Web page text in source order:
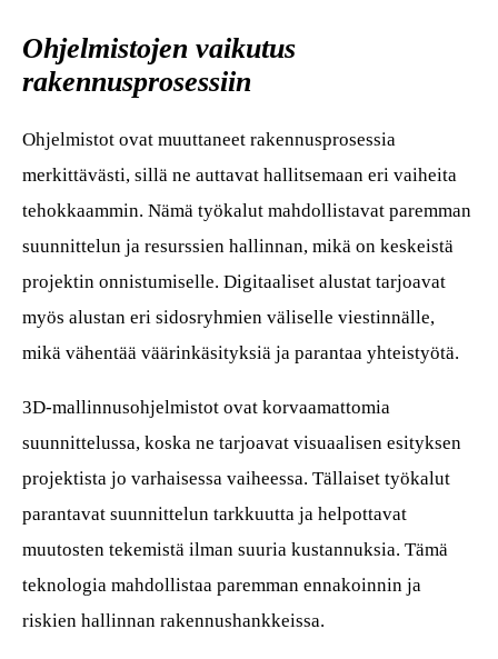
Ohjelmistojen vaikutus
rakennusprosessiin
Ohjelmistot ovat muuttaneet rakennusprosessia
merkittävästi, sillä ne auttavat hallitsemaan eri vaiheita
tehokkaammin. Nämä työkalut mahdollistavat paremman
suunnittelun ja resurssien hallinnan, mikä on keskeistä
projektin onnistumiselle. Digitaaliset alustat tarjoavat
myös alustan eri sidosryhmien väliselle viestinnälle,
mikä vähentää väärinkäsityksiä ja parantaa yhteistyötä.
3D-mallinnusohjelmistot ovat korvaamattomia
suunnittelussa, koska ne tarjoavat visuaalisen esityksen
projektista jo varhaisessa vaiheessa. Tällaiset työkalut
parantavat suunnittelun tarkkuutta ja helpottavat
muutosten tekemistä ilman suuria kustannuksia. Tämä
teknologia mahdollistaa paremman ennakoinnin ja
riskien hallinnan rakennushankkeissa.